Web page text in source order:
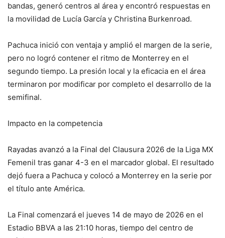
bandas, generó centros al área y encontró respuestas en
la movilidad de Lucía García y Christina Burkenroad.
Pachuca inició con ventaja y amplió el margen de la serie,
pero no logró contener el ritmo de Monterrey en el
segundo tiempo. La presión local y la eficacia en el área
terminaron por modificar por completo el desarrollo de la
semifinal.
Impacto en la competencia
Rayadas avanzó a la Final del Clausura 2026 de la Liga MX
Femenil tras ganar 4-3 en el marcador global. El resultado
dejó fuera a Pachuca y colocó a Monterrey en la serie por
el título ante América.
La Final comenzará el jueves 14 de mayo de 2026 en el
Estadio BBVA a las 21:10 horas, tiempo del centro de